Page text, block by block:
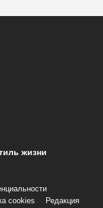
жизни
cookies Редакция